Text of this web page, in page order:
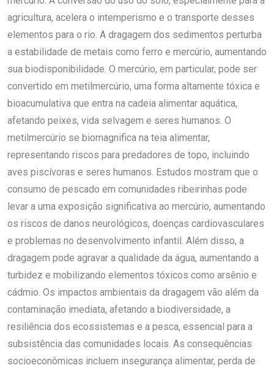
agricultura, acelera o intemperismo e o transporte desses
elementos para o rio. A dragagem dos sedimentos perturba
a estabilidade de metais como ferro e mercúrio, aumentando
sua biodisponibilidade. O mercúrio, em particular, pode ser
convertido em metilmercúrio, uma forma altamente tóxica e
bioacumulativa que entra na cadeia alimentar aquática,
afetando peixes, vida selvagem e seres humanos. O
metilmercúrio se biomagnifica na teia alimentar,
representando riscos para predadores de topo, incluindo
aves piscívoras e seres humanos. Estudos mostram que o
consumo de pescado em comunidades ribeirinhas pode
levar a uma exposição significativa ao mercúrio, aumentando
os riscos de danos neurológicos, doenças cardiovasculares
e problemas no desenvolvimento infantil. Além disso, a
dragagem pode agravar a qualidade da água, aumentando a
turbidez e mobilizando elementos tóxicos como arsênio e
cádmio. Os impactos ambientais da dragagem vão além da
contaminação imediata, afetando a biodiversidade, a
resiliência dos ecossistemas e a pesca, essencial para a
subsistência das comunidades locais. As consequências
socioeconômicas incluem insegurança alimentar, perda de